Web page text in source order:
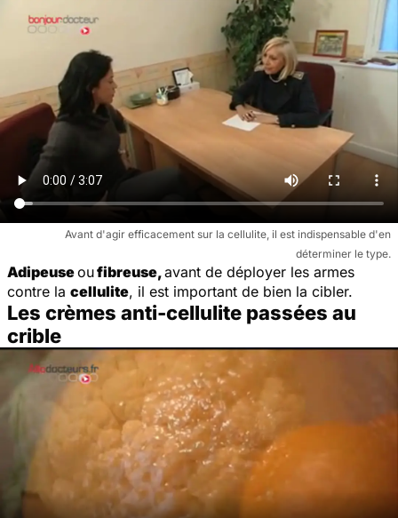
Avant d'agir efficacement sur la cellulite, il est indispensable d'en
déterminer le type.
Adipeuseoufibreuse,avant de déployer les armes
contre la cellulite, il est important de bien la cibler.
Les crèmes anti-cellulite passées au
crible